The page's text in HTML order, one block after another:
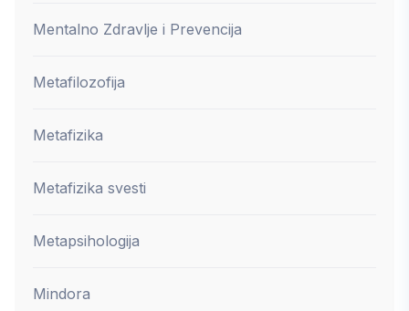
Mentalno Zdravlje i Prevencija
Metafilozofija
Metafizika
Metafizika svesti
Metapsihologija
Mindora